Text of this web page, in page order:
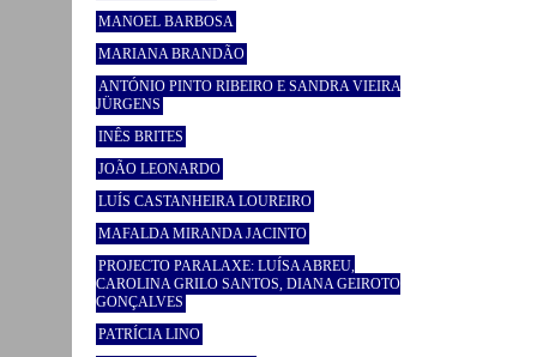
MANOEL BARBOSA
MARIANA BRANDÃO
ANTÓNIO PINTO RIBEIRO E SANDRA VIEIRA
JÜRGENS
INÊS BRITES
JOÃO LEONARDO
LUÍS CASTANHEIRA LOUREIRO
MAFALDA MIRANDA JACINTO
PROJECTO PARALAXE: LUÍSA ABREU,
CAROLINA GRILO SANTOS, DIANA GEIROTO
GONÇALVES
PATRÍCIA LINO